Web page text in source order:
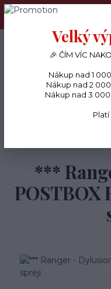
PŘÁNÍČKA a PAPÍROVÉ
+420 734 380 930
(Po-Ne, 8-20 hod.)
***
POSTBOX
Velký
🎉 ČÍM VÍC
Nákup nad 1
Nákup nad 2
Nákup nad 3
Platí